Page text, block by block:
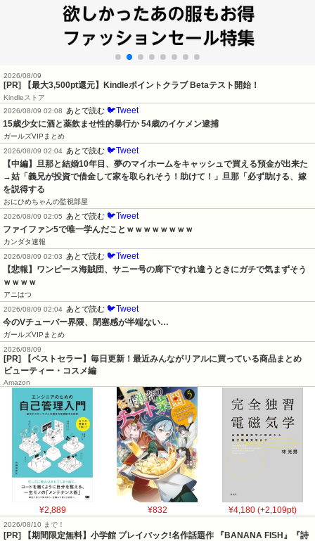
2026/08/09
[PR] 【最大3,500pt還元】Kindleポイントクラブ Betaテスト開始！
Kindleストア
2026/08/09 02:08
あとで読む 🐦Tweet
15歳少女に酒と薬飲ませ性的暴行か 54歳のイケメン逮捕
ガールズVIPまとめ
2026/08/09 02:04 あとで読む 🐦Tweet
【中編】旦那と結婚10年目、夢のマイホームをキャッシュで買える預金が出来た
→姑「義兄が投資で借金して家を取られそう！助けて！」旦那「必ず助ける、嫁
を説得する
おにひめちゃんの監視部屋
2026/08/09 02:05
あとで読む 🐦Tweet
ファイファン5で唯一学んだことｗｗｗｗｗｗｗｗ
カンダタ速報
2026/08/09 02:03
あとで読む 🐦Tweet
【悲報】ワンピース海賊団、サニー号の廊下ですれ違うときにガチで気まずそう
ｗｗｗｗ
アニはつ
2026/08/09 02:04 あとで読む 🐦Tweet
今のVチューバー界隈、閉塞感が半端ない…
ガールズVIPまとめ
2026/08/09
[PR] 【ベストセラー】毎日更新！最近みんながリアルに買っている商品まとめ
ビューティー・コスメ編
Amazon
¥2,889 ¥832 ¥4,180 (+2,109pt)
2026/08/10 まで！
[PR] 【期間限定無料】小学館 プレイバック!名作話題作 『BANANA FISH』『詩